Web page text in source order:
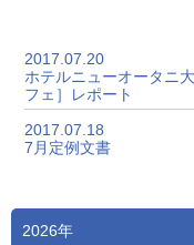
2026年
2017.07.20
ホテルニューオータニ
フェ］レポート
2017.07.18
7月定例文書